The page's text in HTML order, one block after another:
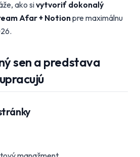
ako sivytvoriť dokonalý
Afar + Notionpre maximálnu
sen a predstava